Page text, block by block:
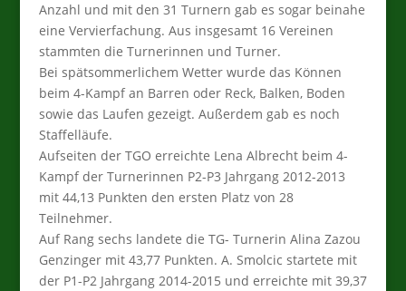
Anzahl und mit den 31 Turnern gab es sogar beinahe
eine Vervierfachung. Aus insgesamt 16 Vereinen
stammten die Turnerinnen und Turner.
Bei spätsommerlichem Wetter wurde das Können
beim 4-Kampf an Barren oder Reck, Balken, Boden
sowie das Laufen gezeigt. Außerdem gab es noch
Staffelläufe.
Aufseiten der TGO erreichte Lena Albrecht beim 4-
Kampf der Turnerinnen P2-P3 Jahrgang 2012-2013
mit 44,13 Punkten den ersten Platz von 28
Teilnehmer.
Auf Rang sechs landete die TG- Turnerin Alina Zazou
Genzinger mit 43,77 Punkten. A. Smolcic startete mit
der P1-P2 Jahrgang 2014-2015 und erreichte mit 39,37